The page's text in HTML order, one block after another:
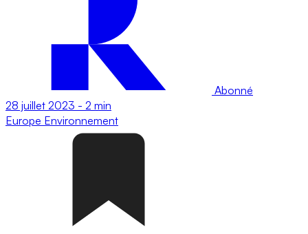
Abonné
28 juillet 2023 - 2 min
Europe Environnement